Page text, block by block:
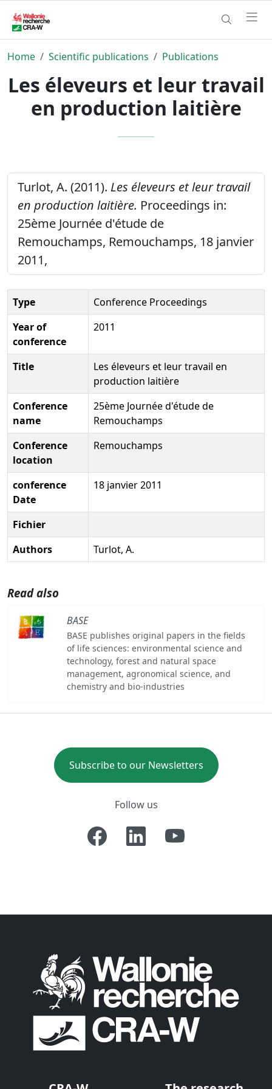
Home Scientific publications Publications
Les éleveurs et leur travail
en production laitière
Turlot, A. (2011). Les éleveurs et leur travail
en production laitière. Proceedings in:
25ème Journée d'étude de
Remouchamps, Remouchamps, 18 janvier
2011,
Type
Conference Proceedings
Year of
conference
2011
Title
Les éleveurs et leur travail en
production laitière
Conference
name
25ème Journée d'étude de
Remouchamps
Conference
location
Remouchamps
conference
Date
18 janvier 2011
Fichier
Authors
Turlot, A.
Read also
BASE
BASE publishes original papers in the fields
of life sciences: environmental science and
technology, forest and natural space
management, agronomical science, and
chemistry and bio-industries
Subscribe to our Newsletters
Follow us